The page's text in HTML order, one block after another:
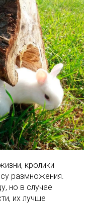
кролики
размножения.
но в случае
их лучше